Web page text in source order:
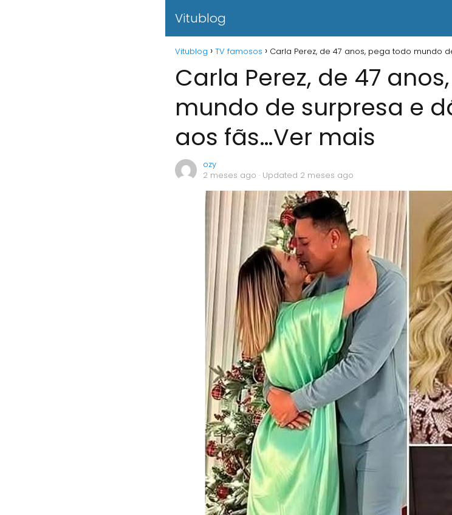
Vitublog
Vitublog TV famosos Carla Perez, de 47 anos, pega todo mundo
Carla Perez, de 47
mundo de surpresa e
aos fãs…Ver mais
ozy
2 meses ago · Updated 2 meses ago